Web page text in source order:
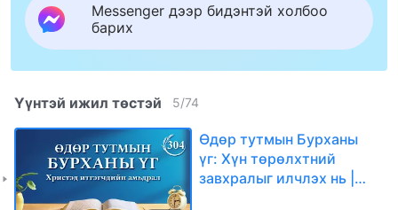
Messenger дээр бидэнтэй холбоо
барих
Үүнтэй ижил төстэй 5/74
Өдөр тутмын Бурханы
үг: Хүн төрөлхтний
завхралыг илчлэх нь |